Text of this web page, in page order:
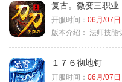
复古。微变三职业
开服时间： 06月/07日
版本介绍： 法师技能切
１７６彻地钉
开服时间： 06月/07日